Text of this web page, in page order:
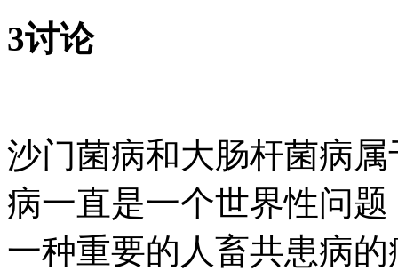
3讨论
沙门菌病和大肠杆菌病
病一直是一个世界性问
一种重要的人畜共患病